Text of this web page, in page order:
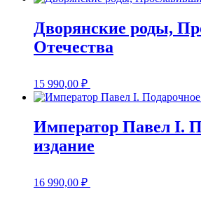
Дворянские роды,
Отечества
15 990,00 ₽
Император Павел I.
издание
16 990,00 ₽